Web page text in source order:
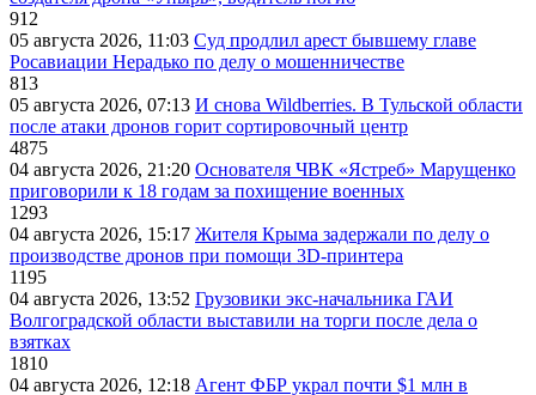
912
05 августа 2026, 11:03 Суд продлил арест бывшему главе
Росавиации Нерадько по делу о мошенничестве
813
05 августа 2026, 07:13 И снова Wildberries. В Тульской области
после атаки дронов горит сортировочный центр
4875
04 августа 2026, 21:20 Основателя ЧВК «Ястреб» Марущенко
приговорили к 18 годам за похищение военных
1293
04 августа 2026, 15:17 Жителя Крыма задержали по делу о
производстве дронов при помощи 3D‑принтера
1195
04 августа 2026, 13:52 Грузовики экс-начальника ГАИ
Волгоградской области выставили на торги после дела о
взятках
1810
04 августа 2026, 12:18 Агент ФБР украл почти $1 млн в